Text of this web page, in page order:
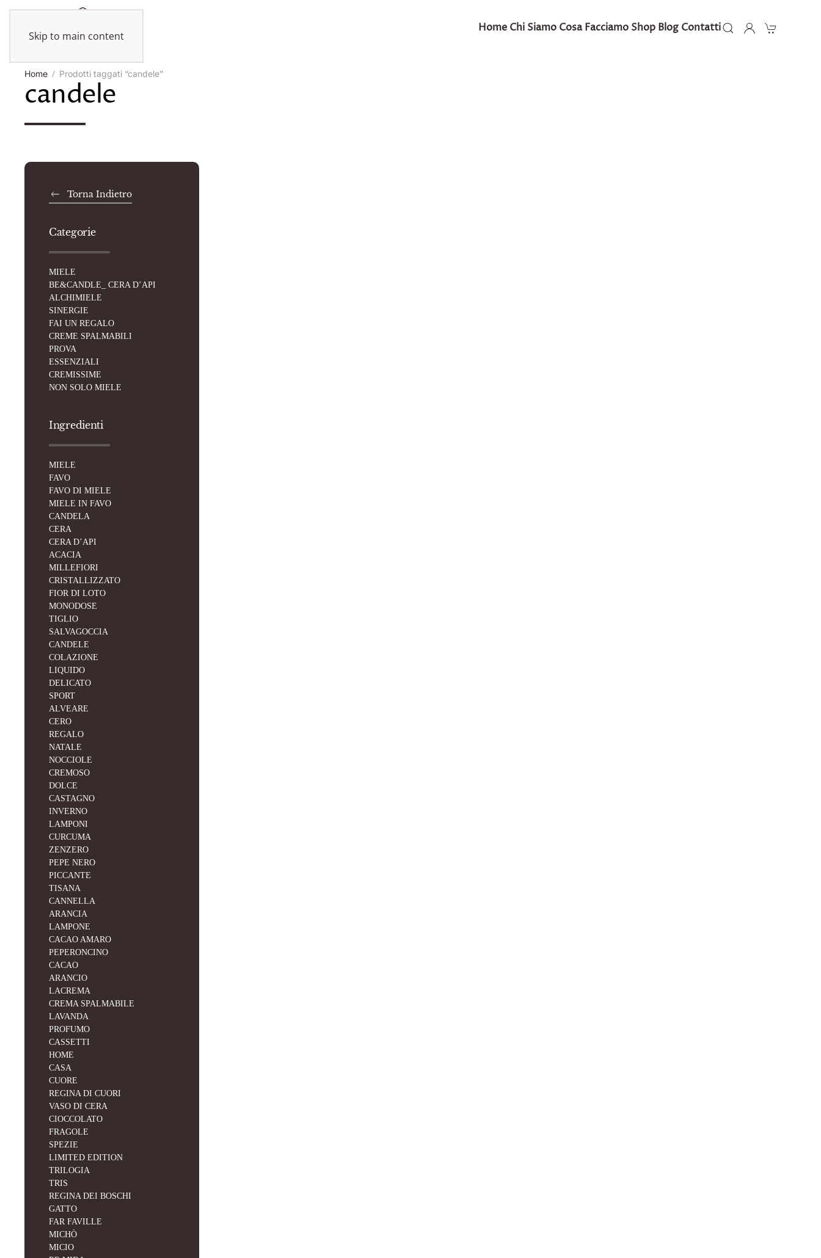
Skip to main content
Home Chi Siamo Cosa Facciamo Shop Blog Contatti
Home Prodotti taggati “candele”
candele
Torna Indietro
Categorie
MIELE
BE&CANDLE_ CERA D’API
ALCHIMIELE
SINERGIE
FAI UN REGALO
CREME SPALMABILI
PROVA
ESSENZIALI
CREMISSIME
NON SOLO MIELE
Ingredienti
MIELE
FAVO
FAVO DI MIELE
MIELE IN FAVO
CANDELA
CERA
CERA D’API
ACACIA
MILLEFIORI
CRISTALLIZZATO
FIOR DI LOTO
MONODOSE
TIGLIO
SALVAGOCCIA
CANDELE
COLAZIONE
LIQUIDO
DELICATO
SPORT
ALVEARE
CERO
REGALO
NATALE
NOCCIOLE
CREMOSO
DOLCE
CASTAGNO
INVERNO
LAMPONI
CURCUMA
ZENZERO
PEPE NERO
PICCANTE
TISANA
CANNELLA
ARANCIA
LAMPONE
CACAO AMARO
PEPERONCINO
CACAO
ARANCIO
LACREMA
CREMA SPALMABILE
LAVANDA
PROFUMO
CASSETTI
HOME
CASA
CUORE
REGINA DI CUORI
VASO DI CERA
CIOCCOLATO
FRAGOLE
SPEZIE
LIMITED EDITION
TRILOGIA
TRIS
REGINA DEI BOSCHI
GATTO
FAR FAVILLE
MICHÒ
MICIO